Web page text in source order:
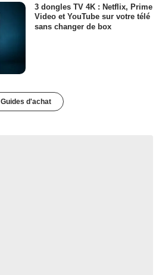
3 dongles TV 4K : Netflix, Prime
Video et YouTube sur votre télé
sans changer de box
Guides d'achat